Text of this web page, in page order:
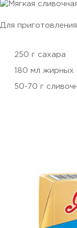
Для
250 г сахара
180 мл жирных
50-70 г